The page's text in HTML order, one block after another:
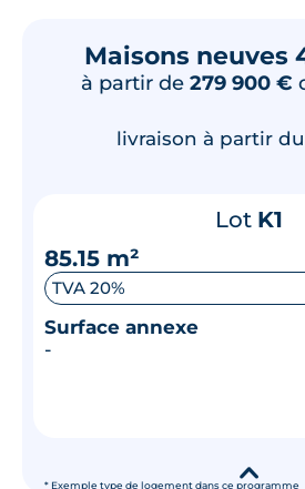
Maisons neuves
à partir de 279 900 €
* Exemple type de logement dans ce programme
livraison à partir du
Lot K1
85.15 m²
TVA 20%
Surface annexe
-
▾